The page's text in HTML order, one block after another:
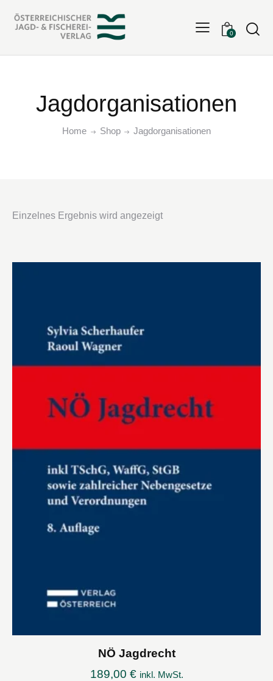
0
Jagdorganisationen
Home Shop Jagdorganisationen
Einzelnes Ergebnis wird angezeigt
NÖ Jagdrecht
189,00 € inkl. MwSt.